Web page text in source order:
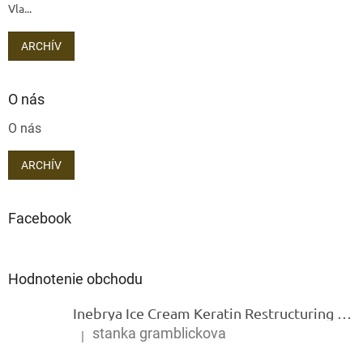
Vla...
ARCHÍV
O nás
O nás
ARCHÍV
Facebook
Hodnotenie obchodu
Inebrya Ice Cream Keratin Restructuring Mask – reštrukturalizačná maska s keratínom 1000 ml
Hodnotenie produktu je 5 z 5 hviezdičiek.
| stanka gramblickova